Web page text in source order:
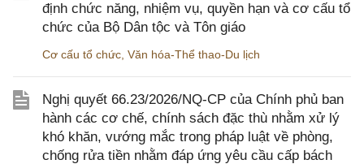
định chức năng, nhiệm vụ, quyền hạn và cơ cấu tổ
chức của Bộ Dân tộc và Tôn giáo
Cơ cấu tổ chức Văn hóa-Thể thao-Du lịch
Nghị quyết 66.23/2026/NQ-CP của Chính phủ ban
hành các cơ chế, chính sách đặc thù nhằm xử lý
khó khăn, vướng mắc trong pháp luật về phòng,
chống rửa tiền nhằm đáp ứng yêu cầu cấp bách